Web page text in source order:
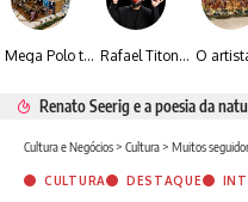
Mega Polo transforma lançamento de coleção em plataforma nacional de negócios e projeta crescimento de mais de 15% Rafael Titonelly leva magia e acolhimento a crianças em tratamento oncológico em Juiz de Fora
Renato Seerig e a poesia da
Cultura e Negócios> Cultura> Muitos
CULTURA DESTAQUE